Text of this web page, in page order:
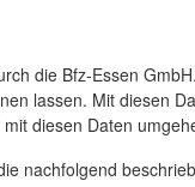
die Bfz-Essen
lassen. Mit diesen
diesen Daten
nachfolgend